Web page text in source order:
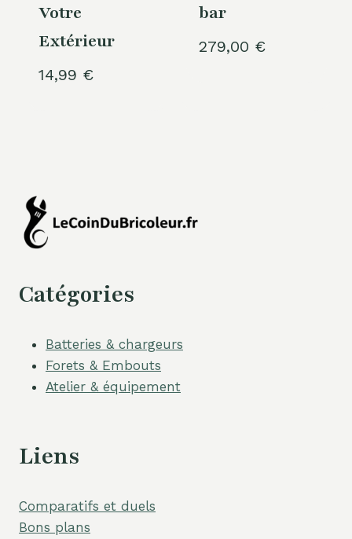
Votre
Extérieur
14,99 €
bar
279,00 €
Catégories
Batteries & chargeurs
Forets & Embouts
Atelier & équipement
Liens
Comparatifs et duels
Bons plans